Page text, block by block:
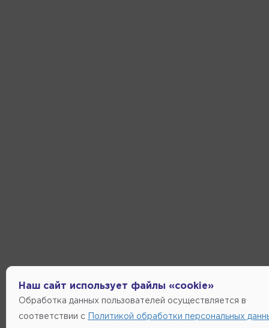
Наш сайт использует файлы «cookie»
Обработка данных пользователей осуществляется в
соответствии с Политикой обработки персональных